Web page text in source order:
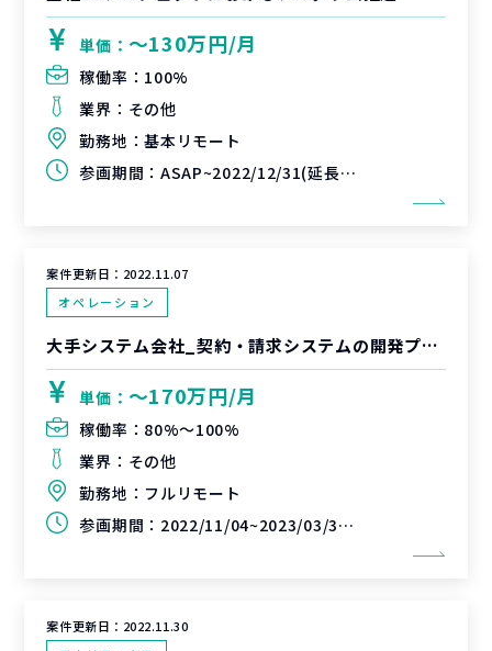
単価： 〜130万円/月
稼働率： 100%
業界： その他
勤務地：基本リモート
参画期間： ASAP~2022/12/31(延長可能性あり)
案件更新日： 2022.11.07
オペレーション
大手システム会社_契約・請求システムの開発プロダクトマネージャー枠支援
単価： 〜170万円/月
稼働率： 80%〜100%
業界： その他
勤務地： フルリモート
参画期間： 2022/11/04~2023/03/31(延長可能性あり)
案件更新日： 2022.11.30